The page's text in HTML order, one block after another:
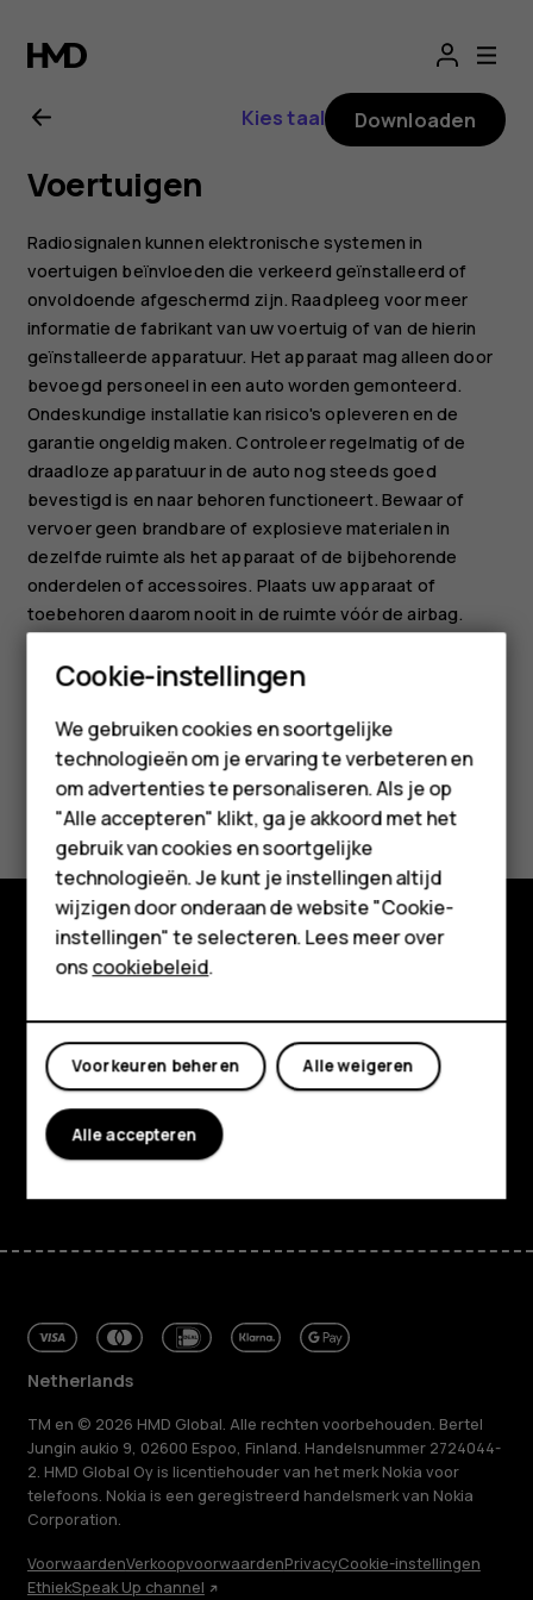
voor
Nokia
G21
Smartphones
Feature phones
Accessoires
HMD Terra M
Voor bedrijven
Tablets
Shop
Mijn account
Kies taal Downloaden
Voertuigen
Radiosignalen kunnen elektronische systemen in
voertuigen beïnvloeden die verkeerd geïnstalleerd of
onvoldoende afgeschermd zijn. Raadpleeg voor meer
informatie de fabrikant van uw voertuig of van de hierin
geïnstalleerde apparatuur. Het apparaat mag alleen door
bevoegd personeel in een auto worden gemonteerd.
Ondeskundige installatie kan risico's opleveren en de
garantie ongeldig maken. Controleer regelmatig of de
draadloze apparatuur in de auto nog steeds goed
bevestigd is en naar behoren functioneert. Bewaar of
vervoer geen brandbare of explosieve materialen in
dezelfde ruimte als het apparaat of de bijbehorende
onderdelen of accessoires. Plaats uw apparaat of
toebehoren daarom nooit in de ruimte vóór de airbag.
Was deze informatie nuttig?
Ja Nee
Shop
Planet and people
Klantenservice
FacebookInstagram
TiktokYoutube
Netherlands
TM en © 2026 HMD Global. Alle rechten voorbehouden. Bertel
Jungin aukio 9, 02600 Espoo, Finland. Handelsnummer 2724044-
2. HMD Global Oy is licentiehouder van het merk Nokia voor
telefoons. Nokia is een geregistreerd handelsmerk van Nokia
Corporation.
VoorwaardenVerkoopvoorwaardenPrivacyCookie-instellingen
EthiekSpeak Up channel
Cookie-instellingen
We gebruiken cookies en soortgelijke
technologieën om je ervaring te verbeteren en
om advertenties te personaliseren. Als je op
"Alle accepteren" klikt, ga je akkoord met het
gebruik van cookies en soortgelijke
technologieën. Je kunt je instellingen altijd
wijzigen door onderaan de website "Cookie-
instellingen" te selecteren. Lees meer over
onscookiebeleid.
Alle weigeren
Voorkeuren beheren
Alle accepteren